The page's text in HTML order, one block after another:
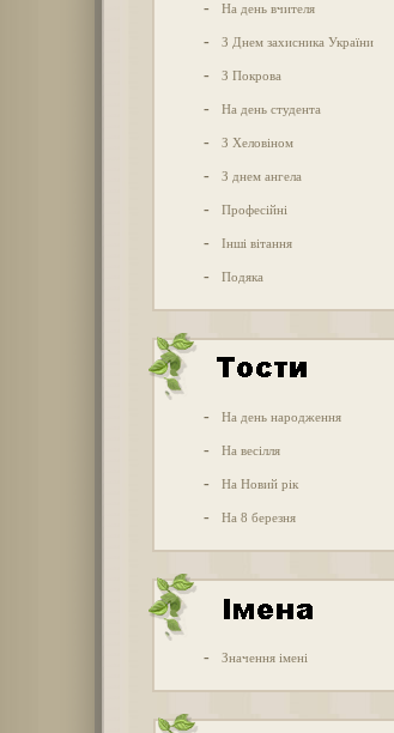
- На день вчителя
- З Днем захисника України
- З Покрова
- На день студента
- З Хеловіном
- З днем ангела
- Професійні
- Інші вітання
- Подяка
- На день народження
- На весілля
- На Новий рік
- На 8 березня
- Значення імені